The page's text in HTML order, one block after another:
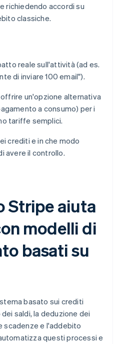
richiedendo accordi su
classiche.
reale sull'attività (ad es.
di inviare 100 email").
un'opzione alternativa
a consumo) per i
tariffe semplici.
crediti e in che modo
avere il controllo.
Stripe aiuta
modelli di
basati su
basato sui crediti
saldi, la deduzione dei
scadenze e l'addebito
questi processi e